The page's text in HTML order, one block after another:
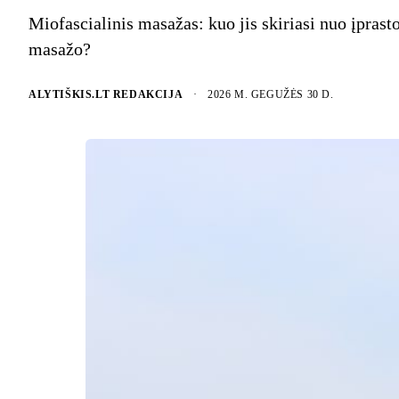
Miofascialinis masažas: kuo jis skiriasi nuo
masažo?
ALYTIŠKIS.LT REDAKCIJA · 2026 M. GEGUŽĖS 30 D.